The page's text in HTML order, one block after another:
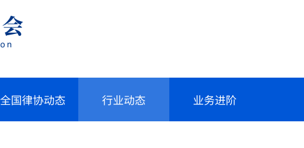
全国律协动态 行业动态 业务进阶